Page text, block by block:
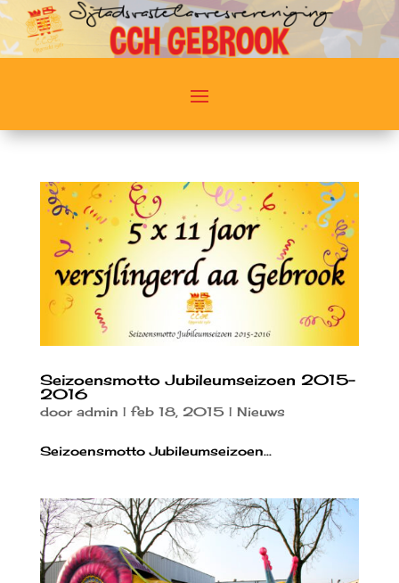
Seizoensmotto Jubileumseizoen 2015-
2016
door admin | feb 18, 2015| Nieuws
Seizoensmotto Jubileumseizoen...